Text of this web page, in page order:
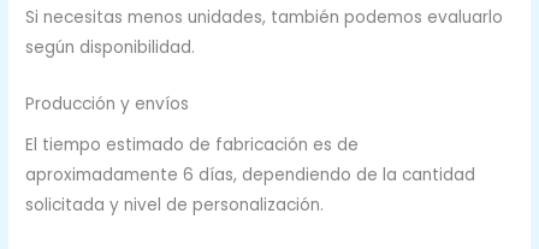
Si necesitas menos unidades, también podemos evaluarlo
según disponibilidad.
Producción y envíos
El tiempo estimado de fabricación es de
aproximadamente 6 días, dependiendo de la cantidad
solicitada y nivel de personalización.